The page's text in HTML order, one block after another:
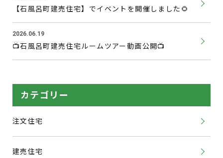
【石風呂町建売住宅】でイベントを開催しました🌻
2026.06.19
📺石風呂町建売住宅ルームツアー動画公開📺
カテゴリー
注文住宅
建売住宅